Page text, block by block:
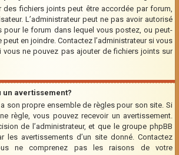
des fichiers joints peut être accordée par forum,
L’administrateur peut ne pas avoir autorisé
pour le forum dans lequel vous postez, ou peut-
peut en joindre. Contactez l’administrateur si vous
vous ne pouvez pas ajouter de fichiers joints sur
avertissement?
son propre ensemble de règles pour son site. Si
règle, vous pouvez recevoir un avertissement.
de l’administrateur, et que le groupe phpBB
les avertissements d’un site donné. Contactez
ne comprenez pas les raisons de votre